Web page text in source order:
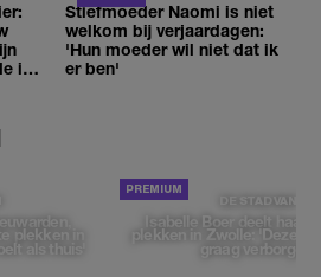
ik
Stiefmoeder Naomi is niet
welkom bij verjaardagen:
'Hun moeder wil niet dat ik
er ben'
plekken in
als thuis'
DE STAD VAN
Isabelle Boer deelt haar
plekken in Zwolle: 'Deze
graag verborgen'